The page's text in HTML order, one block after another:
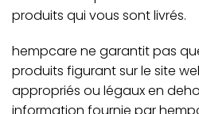
produits qui vous sont livrés.
hempcare ne garantit pas
produits figurant sur le site
appropriés ou légaux en